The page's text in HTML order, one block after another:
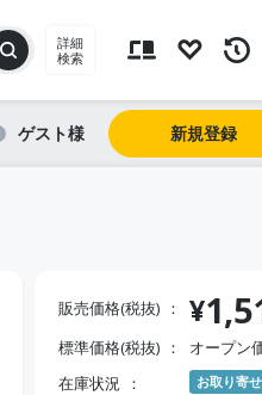
詳細
検索
ゲスト 新規登録
販売価格(税抜) ¥
標準価格(税抜)
オープン
在庫状況
お取り寄せ